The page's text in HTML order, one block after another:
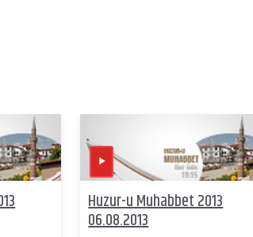
Huzur-u Muhabbet 2013
06.08.2013